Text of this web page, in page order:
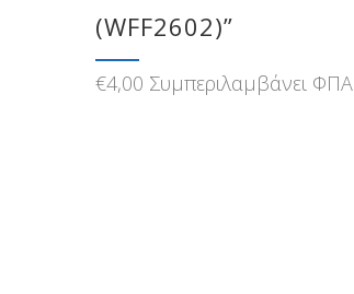
(WFF2602)”
€4,00 Συμπεριλαμβάνει ΦΠΑ